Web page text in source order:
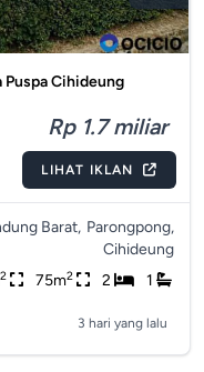
Puspa Cihideung
Rp 1.7 miliar
LIHAT IKLAN
Barat, Parongpong,
Cihideung
2 75m2 2 1
3 hari yang lalu